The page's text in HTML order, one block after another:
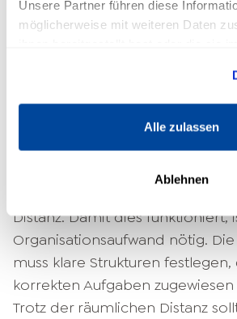
Unsere Partner führen diese
möglicherweise mit weiteren Daten
Alle zulassen
Ablehnen
Persönlichkeit handeln. Da die
komplett entfällt, solltest du
Aufgaben zu überzeugen.
Außerdem an Bedeutung
zuletzt bedingt durch die
Distanz. Damit dies funktioniert,
Organisationsaufwand nötig.
muss klare Strukturen
korrekten Aufgaben
Trotz der räumlichen Distanz